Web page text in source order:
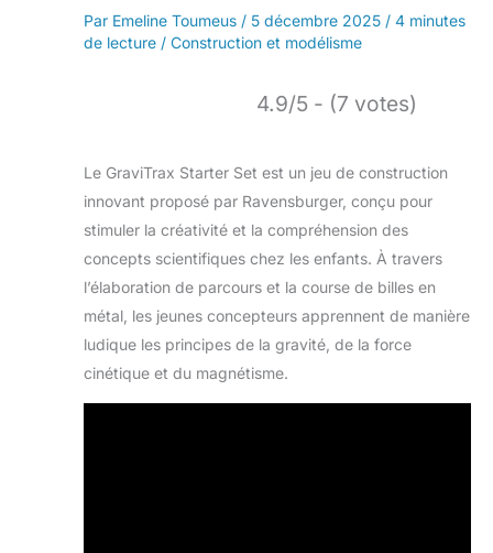
Par Emeline Toumeus / 5 décembre 2025 / 4 minutes
de lecture / Construction et modélisme
4.9/5 - (7 votes)
Le GraviTrax Starter Set est un jeu de construction
innovant proposé par Ravensburger, conçu pour
stimuler la créativité et la compréhension des
concepts scientifiques chez les enfants. À travers
l’élaboration de parcours et la course de billes en
métal, les jeunes concepteurs apprennent de manière
ludique les principes de la gravité, de la force
cinétique et du magnétisme.